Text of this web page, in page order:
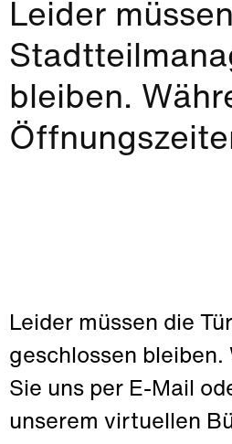
Leider
bleiben.
Leider müssen die
geschlossen
Sie uns per E-Mail
unserem virtuellen